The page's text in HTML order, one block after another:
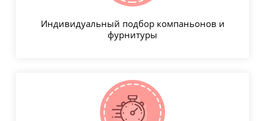
Индивидуальный подбор компаньонов и
фурнитуры